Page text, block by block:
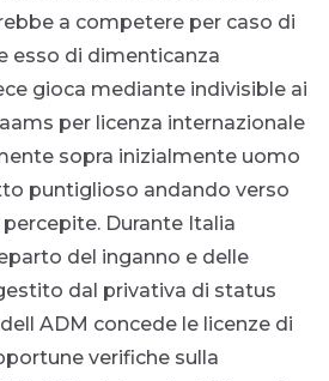
a competere per caso di
esso di dimenticanza
gioca mediante indivisible ai
per licenza internazionale
sopra inizialmente uomo
puntiglioso andando verso
Durante Italia
del inganno e delle
dal privativa di status
ADM concede le licenze di
verifiche sulla